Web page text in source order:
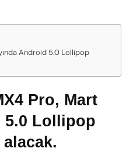
Android 5.0 Lollipop
Pro, Mart
5.0 Lollipop